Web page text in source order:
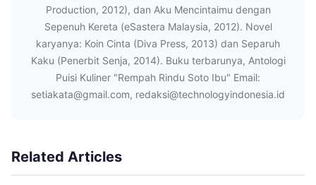
Production, 2012), dan Aku Mencintaimu dengan
Sepenuh Kereta (eSastera Malaysia, 2012). Novel
karyanya: Koin Cinta (Diva Press, 2013) dan Separuh
Kaku (Penerbit Senja, 2014). Buku terbarunya, Antologi
Puisi Kuliner "Rempah Rindu Soto Ibu" Email:
setiakata@gmail.com, redaksi@technologyindonesia.id
Related Articles